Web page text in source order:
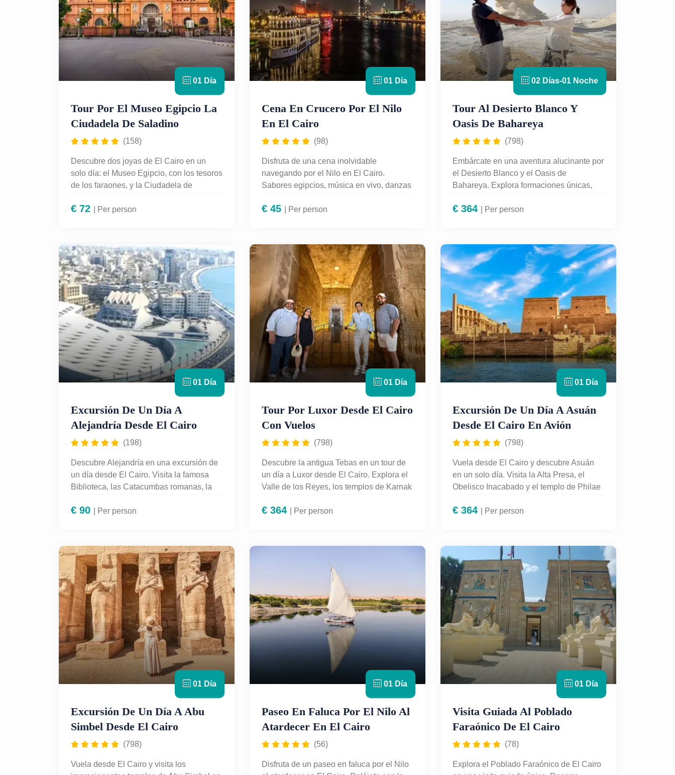
01 Día
Tour Por El Museo Egipcio La
Ciudadela De Saladino
(158)
Descubre dos joyas de El Cairo en un
solo día: el Museo Egipcio, con los tesoros
de los faraones, y la Ciudadela de
Acompañado por un guía en español, con
€ 72 | Per person
01 Día
Cena En Crucero Por El Nilo
En El Cairo
(98)
Disfruta de una cena inolvidable
navegando por el Nilo en El Cairo.
Sabores egipcios, música en vivo, danzas
Con guía en español y traslados incluidos,
€ 45 | Per person
02 Días-01 Noche
Tour Al Desierto Blanco Y
Oasis De Bahareya
(798)
Embárcate en una aventura alucinante por
el Desierto Blanco y el Oasis de
Bahareya. Explora formaciones únicas,
naturales. Disfruta de un safari en 4x4,
todo incluido desde El Cairo.
€ 364 | Per person
01 Día
Excursión De Un Día A
Alejandría Desde El Cairo
(198)
Descubre Alejandría en una excursión de
un día desde El Cairo. Visita la famosa
Biblioteca, las Catacumbas romanas, la
mediterráneo. Un recorrido cultural
€ 90 | Per person
01 Día
Tour Por Luxor Desde El Cairo
Con Vuelos
(798)
Descubre la antigua Tebas en un tour de
un día a Luxor desde El Cairo. Explora el
Valle de los Reyes, los templos de Karnak
vuelos, traslados y atención personalizada
€ 364 | Per person
01 Día
Excursión De Un Día A Asuán
Desde El Cairo En Avión
(798)
Vuela desde El Cairo y descubre Asuán
en un solo día. Visita la Alta Presa, el
Obelisco Inacabado y el templo de Philae
cultural completa con vuelos, traslados y
€ 364 | Per person
01 Día
Excursión De Un Día A Abu
Simbel Desde El Cairo
(798)
Vuela desde El Cairo y visita los
01 Día
Paseo En Faluca Por El Nilo Al
Atardecer En El Cairo
(56)
Disfruta de un paseo en faluca por el Nilo
01 Día
Visita Guiada Al Poblado
Faraónico De El Cairo
(78)
Explora el Poblado Faraónico de El Cairo